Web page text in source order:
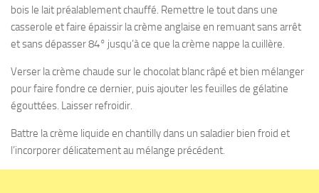
bois le lait préalablement chauffé. Remettre le tout dans une
casserole et faire épaissir la crème anglaise en remuant sans arrêt
et sans dépasser 84° jusqu’à ce que la crème nappe la cuillère.
Verser la crème chaude sur le chocolat blanc râpé et bien mélanger
pour faire fondre ce dernier, puis ajouter les feuilles de gélatine
égouttées. Laisser refroidir.
Battre la crème liquide en chantilly dans un saladier bien froid et
l’incorporer délicatement au mélange précédent.